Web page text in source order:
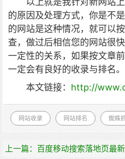
的原因及处理方式，你是不
的网站是这种情况，就可以
查，做过后相信您的网站很
一定性的关系，如果按文章
一定会有良好的收录与排名。
本文链接： http://
网站收录 网站排名 蜘蛛